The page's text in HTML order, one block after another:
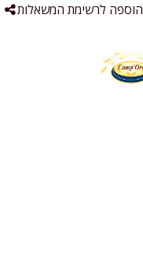
הוספה לרשימת המשאלות